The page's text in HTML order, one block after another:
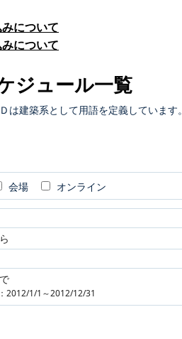
について
について
ジュール一覧
建築系として用語を定義しています。
会場 オンライン
2012/1/1～2012/12/31